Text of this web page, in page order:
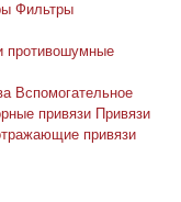
Фильтры
противошумные
Вспомогательное
привязи Привязи
привязи